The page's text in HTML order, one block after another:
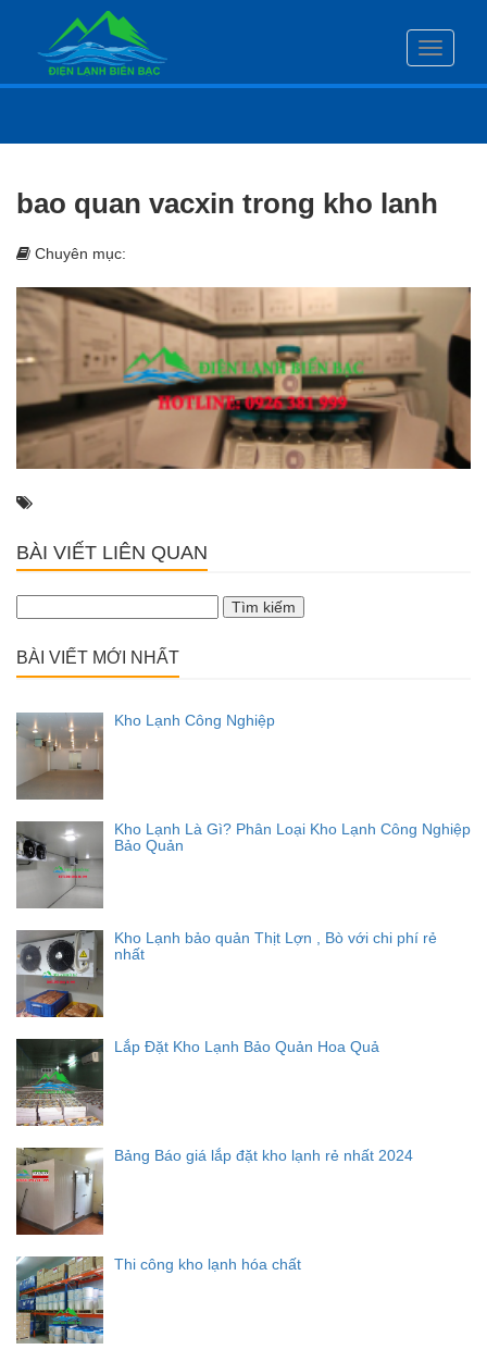
Toggle
bao quan vacxin trong kho lanh
Chuyên mục:
BÀI VIẾT LIÊN QUAN
kiếm
BÀI VIẾT MỚI NHẤT
Kho Lạnh Công Nghiệp
Kho Lạnh Là Gì? Phân Loại Kho Lạnh Công Nghiệp
Bảo Quản
Kho Lạnh bảo quản Thịt Lợn , Bò với chi phí rẻ
nhất
Lắp Đặt Kho Lạnh Bảo Quản Hoa Quả
Bảng Báo giá lắp đặt kho lạnh rẻ nhất 2024
Thi công kho lạnh hóa chất